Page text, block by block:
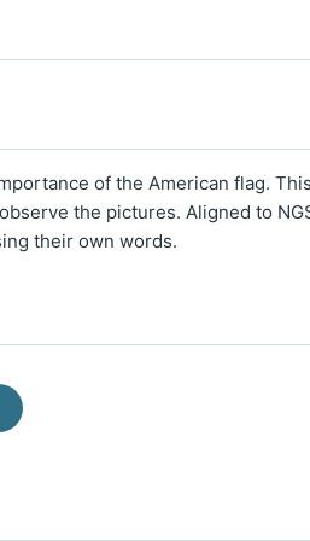
of the American flag.
the pictures. Aligned to
their own words.